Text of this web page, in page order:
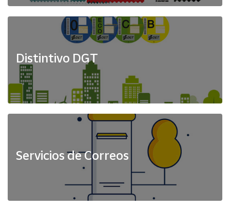
Distintivo DGT
Servicios de Correos